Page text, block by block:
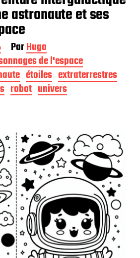
astronaute et ses
ParHugo
de l'espace
étoiles extraterrestres
robot univers